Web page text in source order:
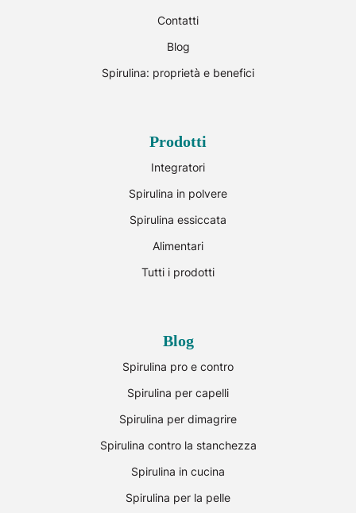
Contatti
Blog
Spirulina: proprietà e benefici
Prodotti
Integratori
Spirulina in polvere
Spirulina essiccata
Alimentari
Tutti i prodotti
Blog
Spirulina pro e contro
Spirulina per capelli
Spirulina per dimagrire
Spirulina contro la stanchezza
Spirulina in cucina
Spirulina per la pelle